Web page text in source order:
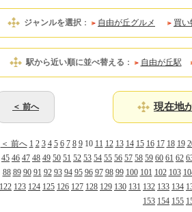
ジャンルを選択 ： 自由が丘グルメ 買
駅から近い順に並べ替える ： 自由が丘駅
＜ 前へ 現在地
＜ 前へ 1 2 3 4 5 6 7 8 9 10 11 12 13 14 15 16 17 18 19
45 46 47 48 49 50 51 52 53 54 55 56 57 58 59 60 61 62
88 89 90 91 92 93 94 95 96 97 98 99 100 101 102 103
122 123 124 125 126 127 128 129 130 131 132 133 134
153 154 155